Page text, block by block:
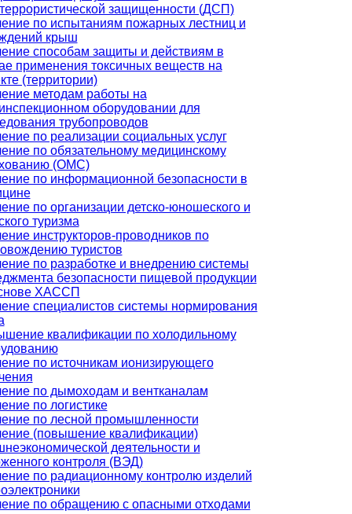
защищенности (ДСП)
по испытаниям пожарных лестниц и
крыш
способам защиты и действиям в
применения токсичных веществ на
(территории)
методам работы на
оборудовании для
трубопроводов
по реализации социальных услуг
по обязательному медицинскому
(ОМС)
по информационной безопасности в
по организации детско-юношеского и
туризма
инструкторов-проводников по
туристов
по разработке и внедрению системы
безопасности пищевой продукции
ХАССП
специалистов системы нормирования
квалификации по холодильному
по источникам ионизирующего
по дымоходам и вентканалам
по логистике
по лесной промышленности
(повышение квалификации)
деятельности и
контроля (ВЭД)
по радиационному контролю изделий
по обращению с опасными отходами